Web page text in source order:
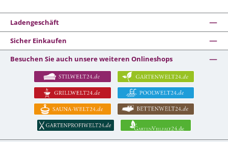
Ladengeschäft
Sicher Einkaufen
Besuchen Sie auch unsere weiteren Onlineshops